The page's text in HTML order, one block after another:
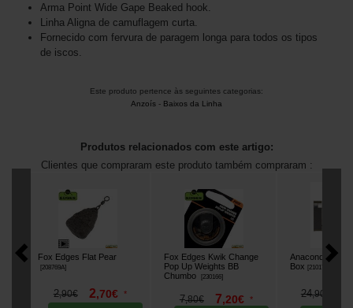
Arma Point Wide Gape Beaked hook.
Linha Aligna de camuflagem curta.
Fornecido com fervura de paragem longa para todos os tipos
de iscos.
Este produto pertence às seguintes categorias:
Anzoís - Baixos da Linha
Produtos relacionados com este artigo:
Clientes que compraram este produto também compraram :
Fox Edges Flat Pear
208769A]
2,90€ 2,70€ *
Fox Edges Kwik Change
Pop Up Weights BB
Chumbo
230166]
7,80€ 7,20€ *
Anaconda
Box
210175
24,90